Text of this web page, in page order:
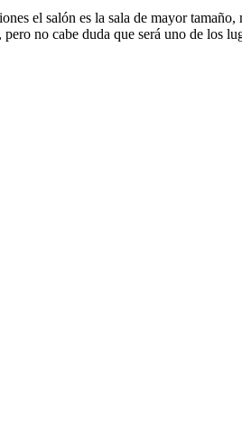
el salón es la sala de mayor
no cabe duda que será uno de los